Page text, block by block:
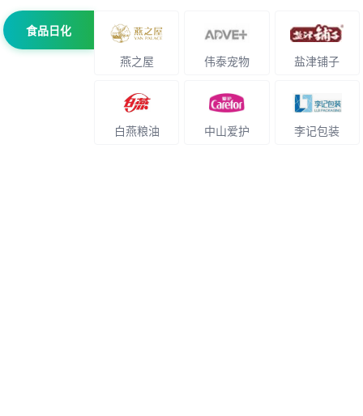
食品日化
燕之屋 伟泰宠物 盐津铺子
白燕粮油 中山爱护 李记包装